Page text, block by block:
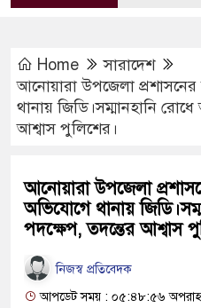
Home
সারাদেশ
আনোয়ারা উপজেলা প্রশাসনের
থানায় জিডি।সম্মানহানি
আশ্বাস পুলিশের।
আনোয়ারা উপজেলা
অভিযোগে থানায়
পদক্ষেপ, তদন্তের আশ্বাস
নিজস্ব প্রতিবেদক
আপডেট সময় : ০৫:৪৮:৫৬